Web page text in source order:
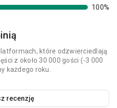
100%
które odzwierciedlają
z około 30 000 gości (-3 000
każdego roku.
recenzję